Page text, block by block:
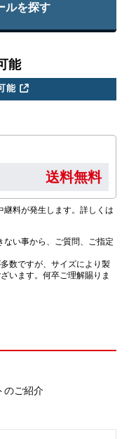
ルを探す
能
能
送料無料
料が発生します。詳しくは
い事から、ご質問、ご指定
数ですが、サイズにより製
います。何卒ご理解賜りま
のご紹介